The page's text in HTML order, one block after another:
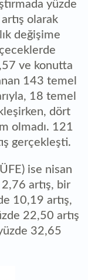
yüzde
olarak
değişime
ve konutta
143 temel
18 temel
dört
olmadı. 121
gerçekleşti.
ise nisan
artış, bir
10,19 artış,
22,50 artış
32,65